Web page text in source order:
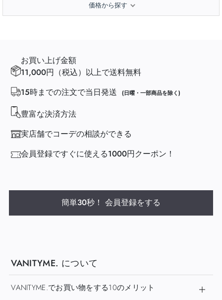
価格から探す
お買い上げ金額
11,000円（税込）以上で送料無料
15時までの注文で当日発送
(日曜・一部商品を除く)
豊富な決済方法
実店舗でコーデの相談ができる
会員登録ですぐに使える1000円クーポン！
簡単30秒！ 会員登録をする
VANITYME. について
VANITYME.でお買い物をする10のメリット